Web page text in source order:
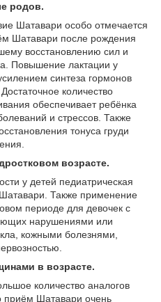
родов.
Шатавари особо отмечается
Шатавари после рождения
восстановлению сил и
Повышение лактации у
синтеза гормонов
количество
обеспечивает ребёнка
и стрессов. Также
тонуса груди
возрасте.
у детей педиатрическая
Также применение
периоде для девочек с
нарушениями или
кожными болезнями,
в возрасте.
количество аналогов
приём Шатавари очень